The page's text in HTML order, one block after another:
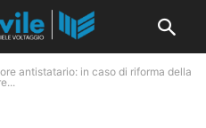
antistatario: in caso di riforma della